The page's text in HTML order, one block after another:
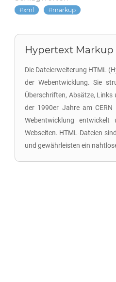
xml markup
Hypertext
Die Dateierweiterung HTML
der Webentwicklung. Sie
Überschriften, Absätze,
der 1990er Jahre am
Webentwicklung
Webseiten. HTML-Dateien
und gewährleisten ein